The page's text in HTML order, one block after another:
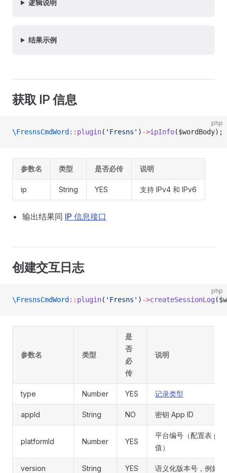
逻辑说明
结果示例
获取 IP 信息
php
\FresnsCmdWord :: plugin( 'Fresns' ) ->ipInfo($wordBody);
参数名 类型 是否必传 说明
ip String YES 支持 IPv4 和 IPv6
输出结果同 IP 信息接口
创建交互日志
php
\FresnsCmdWord :: plugin( 'Fresns' ) ->createSessionLog
参数名 类型
是
否
必
传
说明
type Number YES 记录类型
appId String NO 密钥 App ID
platformId Number YES
平台编号（配置表
值）
version String YES 语义化版本号，例如: